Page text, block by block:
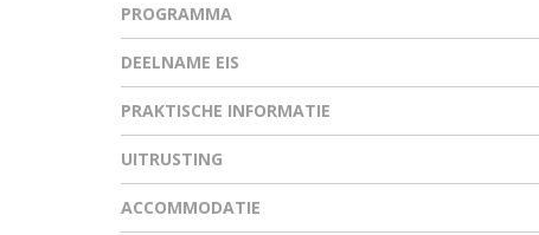
PROGRAMMA
DEELNAME EIS
PRAKTISCHE INFORMATIE
UITRUSTING
ACCOMMODATIE